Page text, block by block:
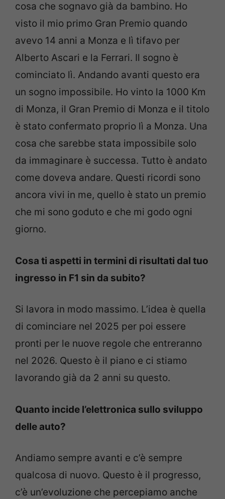
cosa che sognavo già da bambino. Ho
visto il mio primo Gran Premio quando
avevo 14 anni a Monza e lì tifavo per
Alberto Ascari e la Ferrari. Il sogno è
cominciato lì. Andando avanti questo era
un sogno impossibile. Ho vinto la 1000 Km
di Monza, il Gran Premio di Monza e il titolo
è stato confermato proprio lì a Monza. Una
cosa che sarebbe stata impossibile solo
da immaginare è successa. Tutto è andato
come doveva andare. Questi ricordi sono
ancora vivi in me, quello è stato un premio
che mi sono goduto e che mi godo ogni
giorno.
Cosa ti aspetti in termini di risultati dal tuo
ingresso in F1 sin da subito?
Si lavora in modo massimo. L’idea è quella
di cominciare nel 2025 per poi essere
pronti per le nuove regole che entreranno
nel 2026. Questo è il piano e ci stiamo
lavorando già da 2 anni su questo.
Quanto incide l’elettronica sullo sviluppo
delle auto?
Andiamo sempre avanti e c’è sempre
qualcosa di nuovo. Questo è il progresso,
c’è un’evoluzione che percepiamo anche